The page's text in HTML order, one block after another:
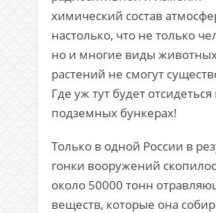
химический состав
настолько, что не только
но и многие виды
растений не смогут
Где уж тут будет отсидеться
подземных бункерах!
Только в одной России в
гонки вооружений
около 50000 тонн
веществ, которые она